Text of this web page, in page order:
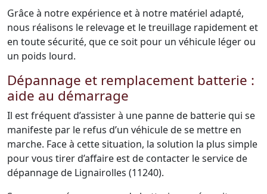
Grâce à notre expérience et à notre matériel adapté,
nous réalisons le relevage et le treuillage rapidement et
en toute sécurité, que ce soit pour un véhicule léger ou
un poids lourd.
Dépannage et remplacement batterie :
aide au démarrage
Il est fréquent d’assister à une panne de batterie qui se
manifeste par le refus d’un véhicule de se mettre en
marche. Face à cette situation, la solution la plus simple
pour vous tirer d’affaire est de contacter le service de
dépannage de Lignairolles (11240).